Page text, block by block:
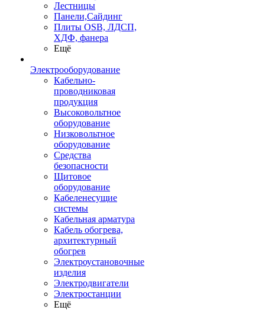
Лестницы
Панели,Сайдинг
Плиты OSB, ЛДСП,
ХДФ, фанера
Ещё
Электрооборудование
Кабельно-
проводниковая
продукция
Высоковольтное
оборудование
Низковольтное
оборудование
Средства
безопасности
Щитовое
оборудование
Кабеленесущие
системы
Кабельная арматура
Кабель обогрева,
архитектурный
обогрев
Электроустановочные
изделия
Электродвигатели
Электростанции
Ещё